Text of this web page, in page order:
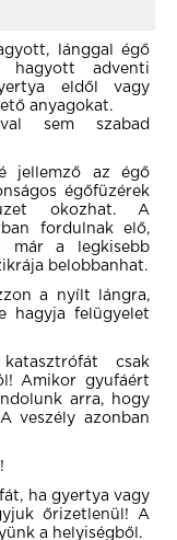
lánggal égő
hagyott adventi
eldől vagy
anyagokat.
sem szabad
jellemző az égő
égőfüzérek
okozhat. A
fordulnak elő,
már a legkisebb
belobbanhat.
a nyílt lángra,
hagyja felügyelet
csak
Amikor gyufáért
arra, hogy
veszély azonban
ha gyertya vagy
őrizetlenül! A
a helyiségből.